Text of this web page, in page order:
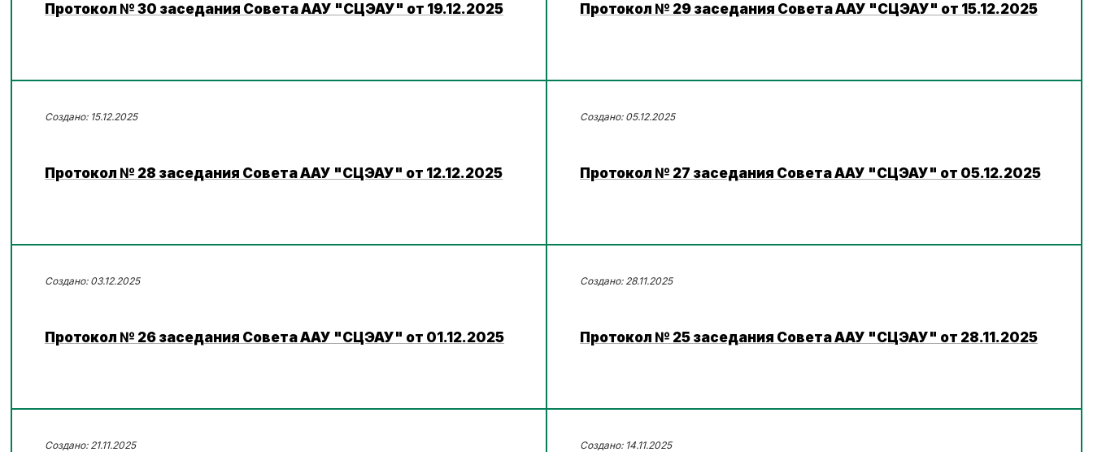
Протокол № 30 заседания Совета ААУ "СЦЭАУ" от 19.12.2025 Протокол № 29 заседания Совета ААУ "СЦЭАУ" от 15.12.2025
15.12.2025
Протокол № 28 заседания Совета ААУ "СЦЭАУ" от 12.12.2025
05.12.2025
Протокол № 27 заседания Совета ААУ "СЦЭАУ" от 05.12.2025
03.12.2025
Протокол № 26 заседания Совета ААУ "СЦЭАУ" от 01.12.2025
28.11.2025
Протокол № 25 заседания Совета ААУ "СЦЭАУ" от 28.11.2025
21.11.2025 14.11.2025